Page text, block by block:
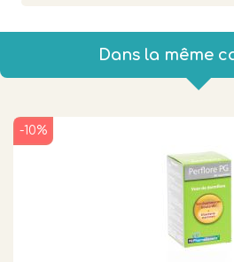
Dans la même
-10%